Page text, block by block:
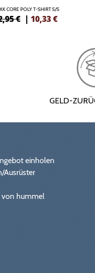
CORE POLY T-SHIRT S/S
€ |10,33€
GELD-
einholen
Ausrüster
von hummel